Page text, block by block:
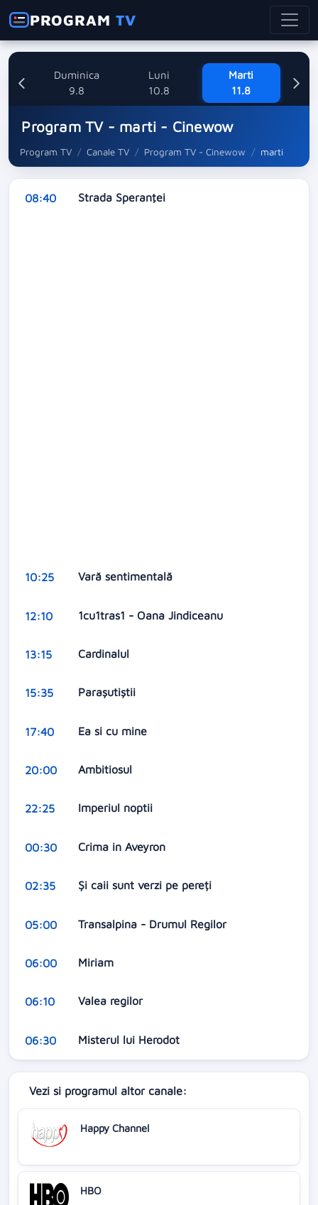
PROGRAMTV
Duminica
9.8
Luni
10.8
Marti
11.8
Program TV - marti - Cinewow
Program TV Canale TV Program TV - Cinewow marti
08:40 Strada Speranţei
10:25 Vară sentimentală
12:10 1cu1tras1 - Oana Jindiceanu
13:15 Cardinalul
15:35 Parașutiștii
17:40 Ea si cu mine
20:00 Ambitiosul
22:25 Imperiul noptii
00:30 Crima in Aveyron
02:35 Și caii sunt verzi pe pereți
05:00 Transalpina - Drumul Regilor
06:00 Miriam
06:10 Valea regilor
06:30 Misterul lui Herodot
Vezi si programul altor canale:
Happy Channel
HBO